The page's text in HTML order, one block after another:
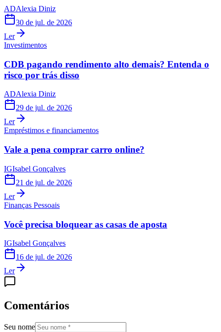
ADAlexia Diniz
30 de jul. de 2026
Ler
Investimentos
CDB pagando rendimento alto demais? Entenda o
risco por trás disso
ADAlexia Diniz
29 de jul. de 2026
Ler
Empréstimos e financiamentos
Vale a pena comprar carro online?
IGIsabel Gonçalves
21 de jul. de 2026
Ler
Finanças Pessoais
Você precisa bloquear as casas de aposta
IGIsabel Gonçalves
16 de jul. de 2026
Ler
Comentários
Seu nome